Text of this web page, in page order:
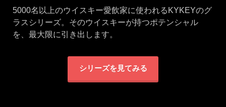
5000名以上のウイスキー愛飲家に使われるKYKEYのグ
ラスシリーズ。そのウイスキーが持つポテンシャル
を、最大限に引き出します。
シリーズを見てみる